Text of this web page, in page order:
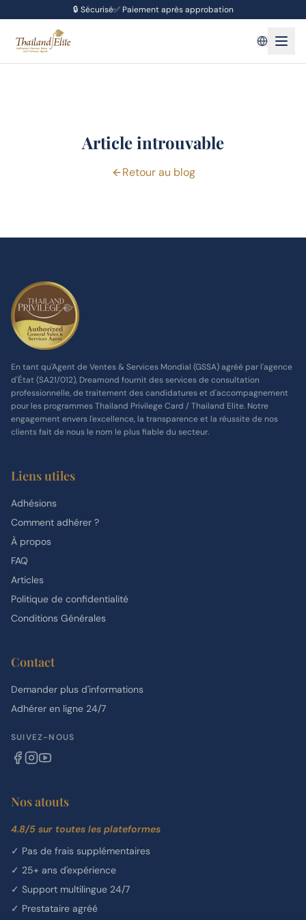
🔒 Sécurisé✅ Paiement après approbation
Article introuvable
Retour au blog
En tant qu'Agent de Ventes & Services Mondial (GSSA) agréé par l'agence
d'État (SA21/012), Dreamond fournit des services de consultation
professionnelle, de traitement des candidatures et d'accompagnement
pour les programmes Thailand Privilege Card / Thailand Elite. Notre
engagement envers l'excellence, la transparence et la réussite de nos
clients fait de nous le nom le plus fiable du secteur.
Liens utiles
Adhésions
Comment adhérer ?
À propos
FAQ
Articles
Politique de confidentialité
Conditions Générales
Contact
Demander plus d'informations
Adhérer en ligne 24/7
SUIVEZ-NOUS
Nos atouts
4.8/5 sur toutes les plateformes
✓ Pas de frais supplémentaires
✓ 25+ ans d'expérience
✓ Support multilingue 24/7
✓ Prestataire agréé